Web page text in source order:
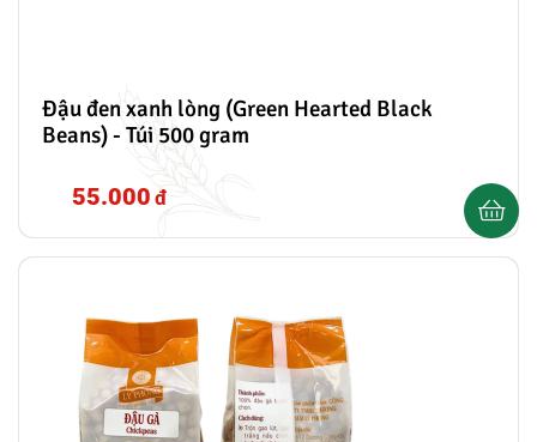
Đậu đen xanh lòng (Green Hearted Black
Beans) - Túi 500 gram
55.000 đ